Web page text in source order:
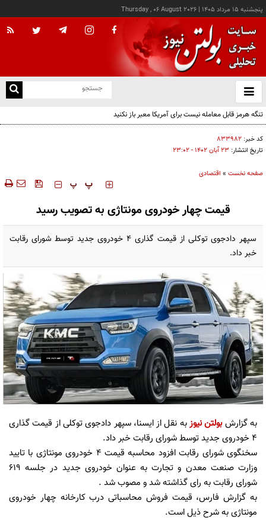
پنجشنبه ۱۵ مرداد ۱۴۰۵ |
Thursday , 06 August 2026
باز
و
تنگه هرمز قابل معامله نیست برای آمریکا معبر باز نکنید
کد خبر: ۸۳۳۹۸۲
تاریخ انتشار: ۲۳ آبان ۱۴۰۲ - ۲۳:۰۲
صفحه نخست » اقتصادی
‍‍‍ پ پ
قیمت چهار خودروی مونتاژی به تصویب رسید
سپهر دادجوی توکلی از قیمت گذاری ۴ خودروی جدید توسط شورای رقابت
خبر داد.
به گزارشبولتن نیوزبه نقل از ایسنا، سپهر دادجوی توکلی از قیمت گذاری
۴ خودروی جدید توسط شورای رقابت خبر داد.
سخنگوی شورای رقابت افزود محاسبه قیمت ۴ خودروی مونتاژی با تایید
وزارت صنعت معدن و تجارت به عنوان خودروی جدید در جلسه ۶۱۹
شورای رقابت به رای گذاشته شد و مصوب شد .
به گزارش فارس، قیمت فروش محاسباتی درب کارخانه چهار خودروی
مونتاژی به شرح ذیل است.